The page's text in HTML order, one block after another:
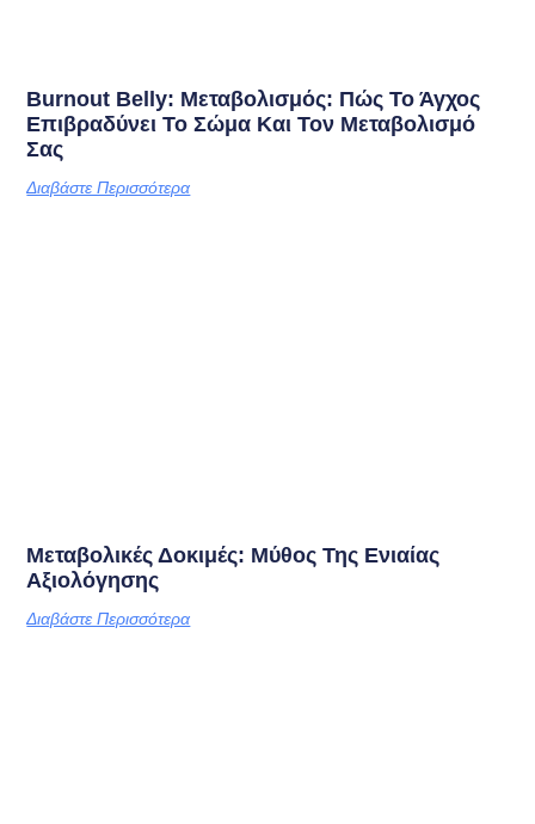
Burnout Belly: Μεταβολισμός: Πώς Το Άγχος
Επιβραδύνει Το Σώμα Και Τον Μεταβολισμό
Σας
Διαβάστε Περισσότερα
Μεταβολικές Δοκιμές: Μύθος Της Ενιαίας
Αξιολόγησης
Διαβάστε Περισσότερα